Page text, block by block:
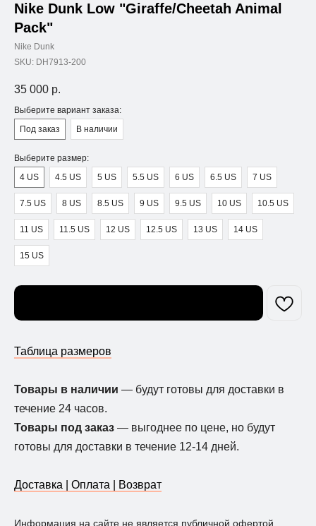
Nike Dunk Low "Giraffe/Cheetah Animal
Pack"
Nike Dunk
SKU: DH7913-200
35 000 р.
Выберите вариант заказа:
Под заказ
В наличии
Выберите размер:
4 US
4.5 US 5 US 5.5 US 6 US 6.5 US 7 US
7.5 US 8 US 8.5 US 9 US 9.5 US 10 US 10.5 US
11 US 11.5 US 12 US 12.5 US 13 US 14 US
15 US
Таблица размеров
Товары в наличии — будут готовы для доставки в
течение 24 часов.
Товары под заказ — выгоднее по цене, но будут
готовы для доставки в течение 12-14 дней.
Доставка | Оплата | Возврат
Информация на сайте не является публичной офертой.